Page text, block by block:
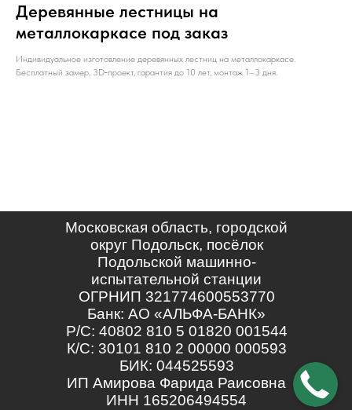
Деревянные лестницы на
металлокаркасе под заказ
Индивидуальное изготовление деревянных лестниц на металлокаркасе.
Бесплатный замер, 3D‑проект, гарантия до 10 лет, монтаж 1–3 дня.
Московская область, городской
округ Подольск, посёлок
Подольской машинно-
испытательной станции
ОГРНИП 321774600553770
Банк: АО «АЛЬФА-БАНК»
Р/С: 40802 810 5 01820 001544
К/С: 30101 810 2 00000 000593
БИК: 044525593
ИП Амирова Фарида Раисовна
ИНН 165206494554